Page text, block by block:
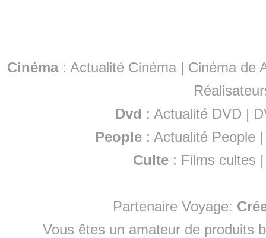
Cinéma: Actualité Cinéma | Cinéma de
Dvd : Actualité DVD |
People :Actualité People
Culte : Films cultes
Partenaire Voyage:
Vous êtes un amateur de produits